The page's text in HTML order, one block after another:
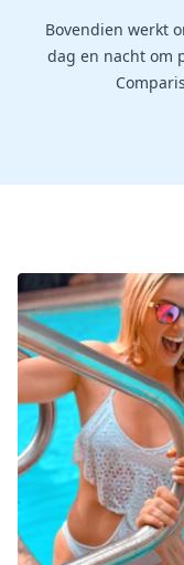
Bovendien werkt
dag en nacht om